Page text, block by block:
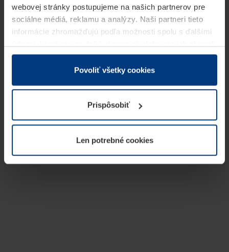
webovej stránky postupujeme na našich partnerov pre
sociálne médiá, reklamu a analýzy. Naši partneri tieto
informácie zhromažďujú podľa možnosti spolu s ďalšími
v rámci Vášho využívania služieb.
Z právneho hľadiska môžeme cookies ukladať na Vašom
prevádzku tejto stránky. Pre všetky ostatné typy cookie
potrebujeme Vaše povolenie. Vaše povolenie môžete
kedykoľvek zmeniť alebo odvolať vo vysvetlení cookie
našej webovej stránky.
Povoliť všetky cookies
Prispôsobiť
Len potrebné cookies